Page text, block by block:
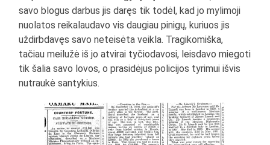
savo blogus darbus jis daręs tik todėl, kad jo mylimoji
nuolatos reikalaudavo vis daugiau pinigų, kuriuos jis
uždirbdavęs savo neteisėta veikla. Tragikomiška,
tačiau meilužė iš jo atvirai tyčiodavosi, leisdavo miegoti
tik šalia savo lovos, o prasidėjus policijos tyrimui išvis
nutraukė santykius.